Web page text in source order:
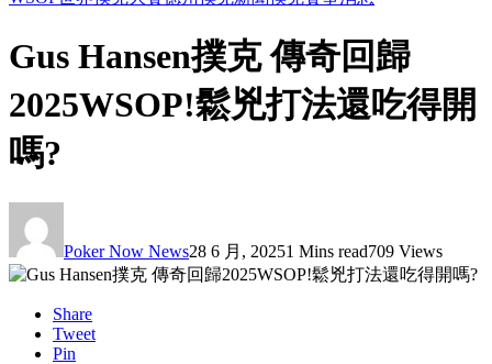
Gus Hansen撲克 傳奇回歸
2025WSOP!鬆兇打法還吃得開
嗎?
Poker Now News28 6 月, 20251 Mins read709 Views
Share
Tweet
Pin